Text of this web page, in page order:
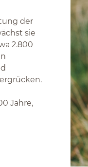
der
sie
2.800
Jahre,